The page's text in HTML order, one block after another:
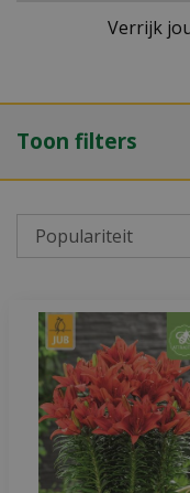
Verrijk
Toon filters